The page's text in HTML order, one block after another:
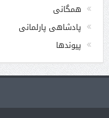
همگانی
پادشاهی پارلمانی
پیوندها